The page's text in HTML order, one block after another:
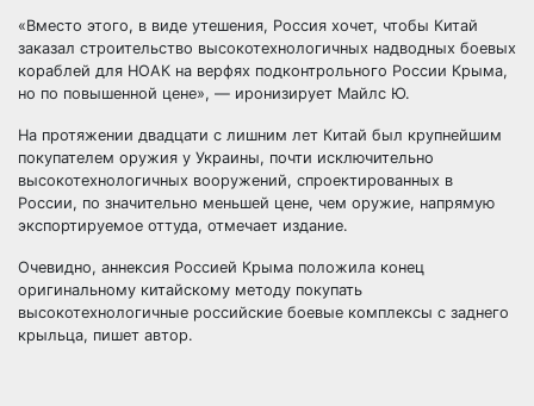
«Вместо этого, в виде утешения, Россия хочет, чтобы Китай
заказал строительство высокотехнологичных надводных боевых
кораблей для НОАК на верфях подконтрольного России Крыма,
но по повышенной цене», — иронизирует Майлс Ю.
На протяжении двадцати с лишним лет Китай был крупнейшим
покупателем оружия у Украины, почти исключительно
высокотехнологичных вооружений, спроектированных в
России, по значительно меньшей цене, чем оружие, напрямую
экспортируемое оттуда, отмечает издание.
Очевидно, аннексия Россией Крыма положила конец
оригинальному китайскому методу покупать
высокотехнологичные российские боевые комплексы с заднего
крыльца, пишет автор.